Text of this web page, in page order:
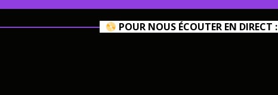
POUR NOUS ÉCOUTER EN DIRECT :